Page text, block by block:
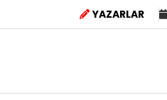
YAZARLAR